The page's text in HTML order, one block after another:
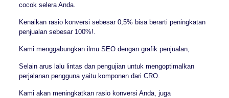
cocok selera Anda.
Kenaikan rasio konversi sebesar 0,5% bisa berarti peningkatan
penjualan sebesar 100%!.
Kami menggabungkan ilmu SEO dengan grafik penjualan,
Selain arus lalu lintas dan pengujian untuk mengoptimalkan
perjalanan pengguna yaitu komponen dari CRO.
Kami akan meningkatkan rasio konversi Anda, juga